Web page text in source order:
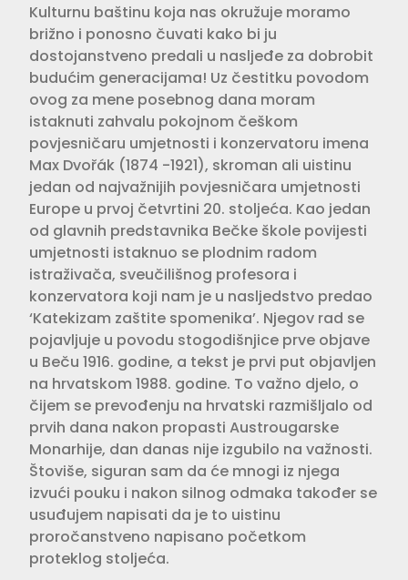
Kulturnu baštinu koja nas okružuje moramo
brižno i ponosno čuvati kako bi ju
dostojanstveno predali u nasljeđe za dobrobit
budućim generacijama! Uz čestitku povodom
ovog za mene posebnog dana moram
istaknuti zahvalu pokojnom češkom
povjesničaru umjetnosti i konzervatoru imena
Max Dvořák (1874 -1921), skroman ali uistinu
jedan od najvažnijih povjesničara umjetnosti
Europe u prvoj četvrtini 20. stoljeća. Kao jedan
od glavnih predstavnika Bečke škole povijesti
umjetnosti istaknuo se plodnim radom
istraživača, sveučilišnog profesora i
konzervatora koji nam je u nasljedstvo predao
‘Katekizam zaštite spomenika’. Njegov rad se
pojavljuje u povodu stogodišnjice prve objave
u Beču 1916. godine, a tekst je prvi put objavljen
na hrvatskom 1988. godine. To važno djelo, o
čijem se prevođenju na hrvatski razmišljalo od
prvih dana nakon propasti Austrougarske
Monarhije, dan danas nije izgubilo na važnosti.
Štoviše, siguran sam da će mnogi iz njega
izvući pouku i nakon silnog odmaka također se
usuđujem napisati da je to uistinu
proročanstveno napisano početkom
proteklog stoljeća.